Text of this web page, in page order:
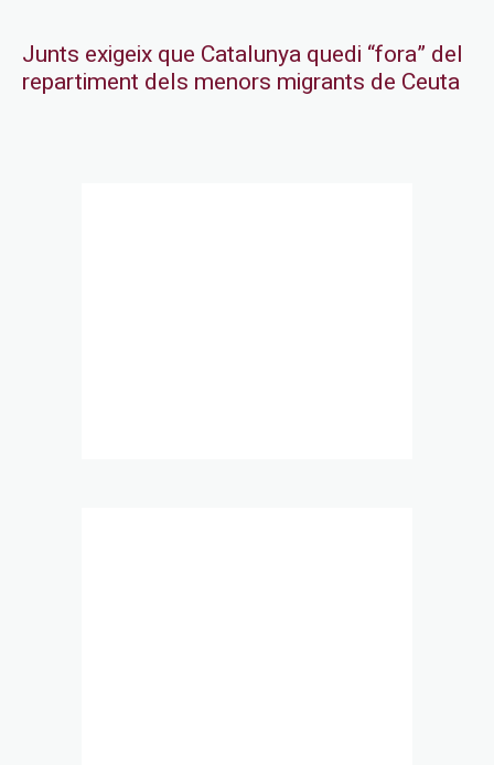
Junts exigeix que Catalunya quedi “fora” del
repartiment dels menors migrants de Ceuta